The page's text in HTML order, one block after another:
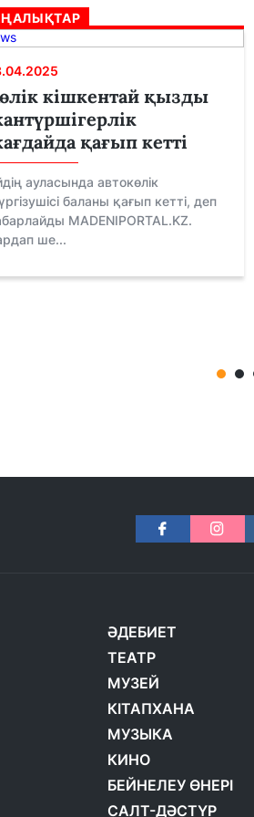
кішкентай қызды
қағып кетті
ауласында автокөлік
баланы қағып кетті, деп
MADENIPORTAL.KZ.
ше...
ӘДЕБИЕТ
ТЕАТР
МУЗЕЙ
КІТАПХАНА
МУЗЫКА
КИНО
БЕЙНЕЛЕУ ӨНЕРІ
САЛТ-ДӘСТҮР